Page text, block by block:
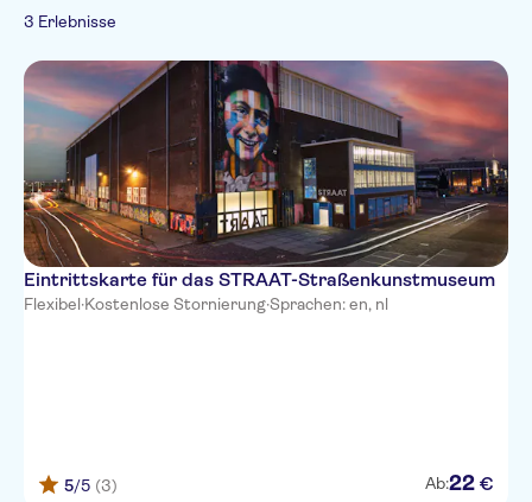
Private Tour
Must-Sees
Deutsch
Französisch
Italienisch
Japanisch
Koreanisch
3 Erlebnisse
Eintrittskarte für das STRAAT-Straßenkunstmuseum
Flexibel·Kostenlose Stornierung·Sprachen: en, nl
5/5 (3) Ab:22 €